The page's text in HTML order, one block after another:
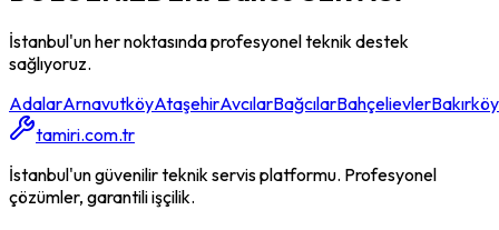
İstanbul'un her noktasında profesyonel teknik destek
sağlıyoruz.
AdalarArnavutköyAtaşehirAvcılarBağcılarBahçelievlerBakırköy
tamiri.com.tr
İstanbul'un güvenilir teknik servis platformu. Profesyonel
çözümler, garantili işçilik.